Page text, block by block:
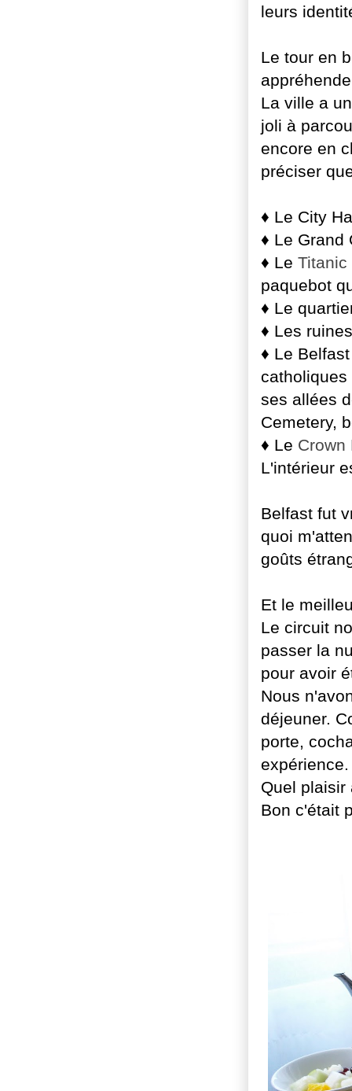
leurs
Le tour en
La ville a
joli à
encore en
préciser
♦ Le City
♦ Le Grand
♦ Le Titanic
paquebot
♦ Le
♦ Les
♦ Le
ses allées
Cemetery,
♦ Le Crown
L'intérieur
Belfast fut
quoi
goûts
Et le
Le circuit
passer la
pour avoir
Nous
déjeuner.
porte,
expérience.
Quel plaisir
Bon c'était